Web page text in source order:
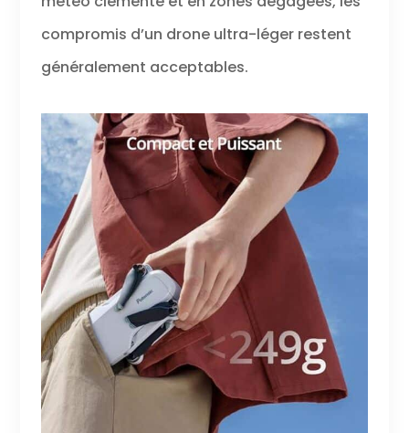
compromis d’un drone ultra-léger restent
généralement acceptables.